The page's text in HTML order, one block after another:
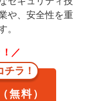
や、安全性を重
。
／
ラ！
無料）